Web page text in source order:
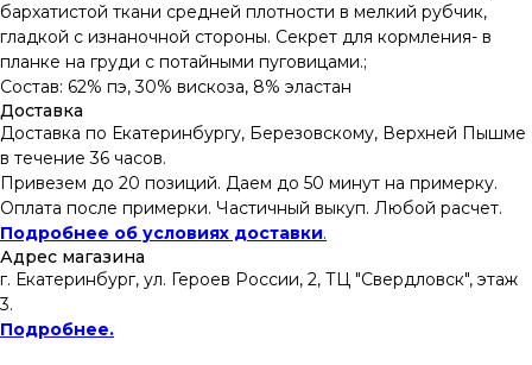
бархатистой ткани средней плотности в мелкий рубчик,
гладкой с изнаночной стороны. Секрет для кормления- в
планке на груди с потайными пуговицами.;
Состав: 62% пэ, 30% вискоза, 8% эластан
Доставка
Доставка по Екатеринбургу, Березовскому, Верхней Пышме
в течение 36 часов.
Привезем до 20 позиций. Даем до 50 минут на примерку.
Оплата после примерки. Частичный выкуп. Любой расчет.
Подробнее об условиях доставки.
Адрес магазина
г. Екатеринбург, ул. Героев России, 2, ТЦ "Свердловск", этаж
3.
Подробнее.